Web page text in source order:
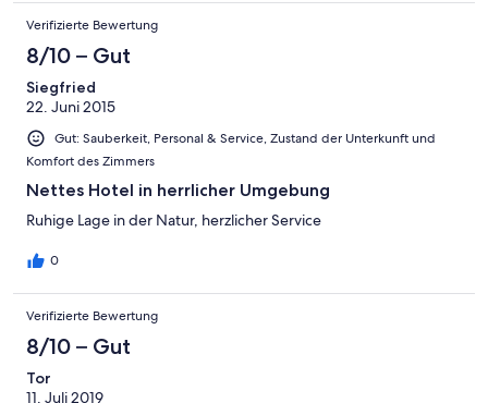
Verifizierte Bewertung
8/10 – Gut
Siegfried
22. Juni 2015
Gut: Sauberkeit, Personal & Service, Zustand der Unterkunft und
Komfort des Zimmers
Nettes Hotel in herrlicher Umgebung
Ruhige Lage in der Natur, herzlicher Service
0
Verifizierte Bewertung
8/10 – Gut
Tor
11. Juli 2019